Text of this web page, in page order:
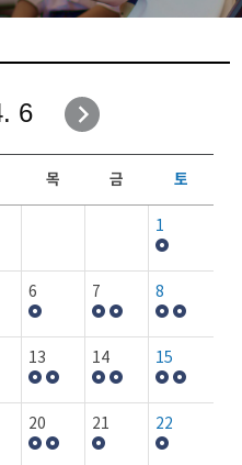
6
목 금 토
1
6 7 8
13 14 15
20 21 22